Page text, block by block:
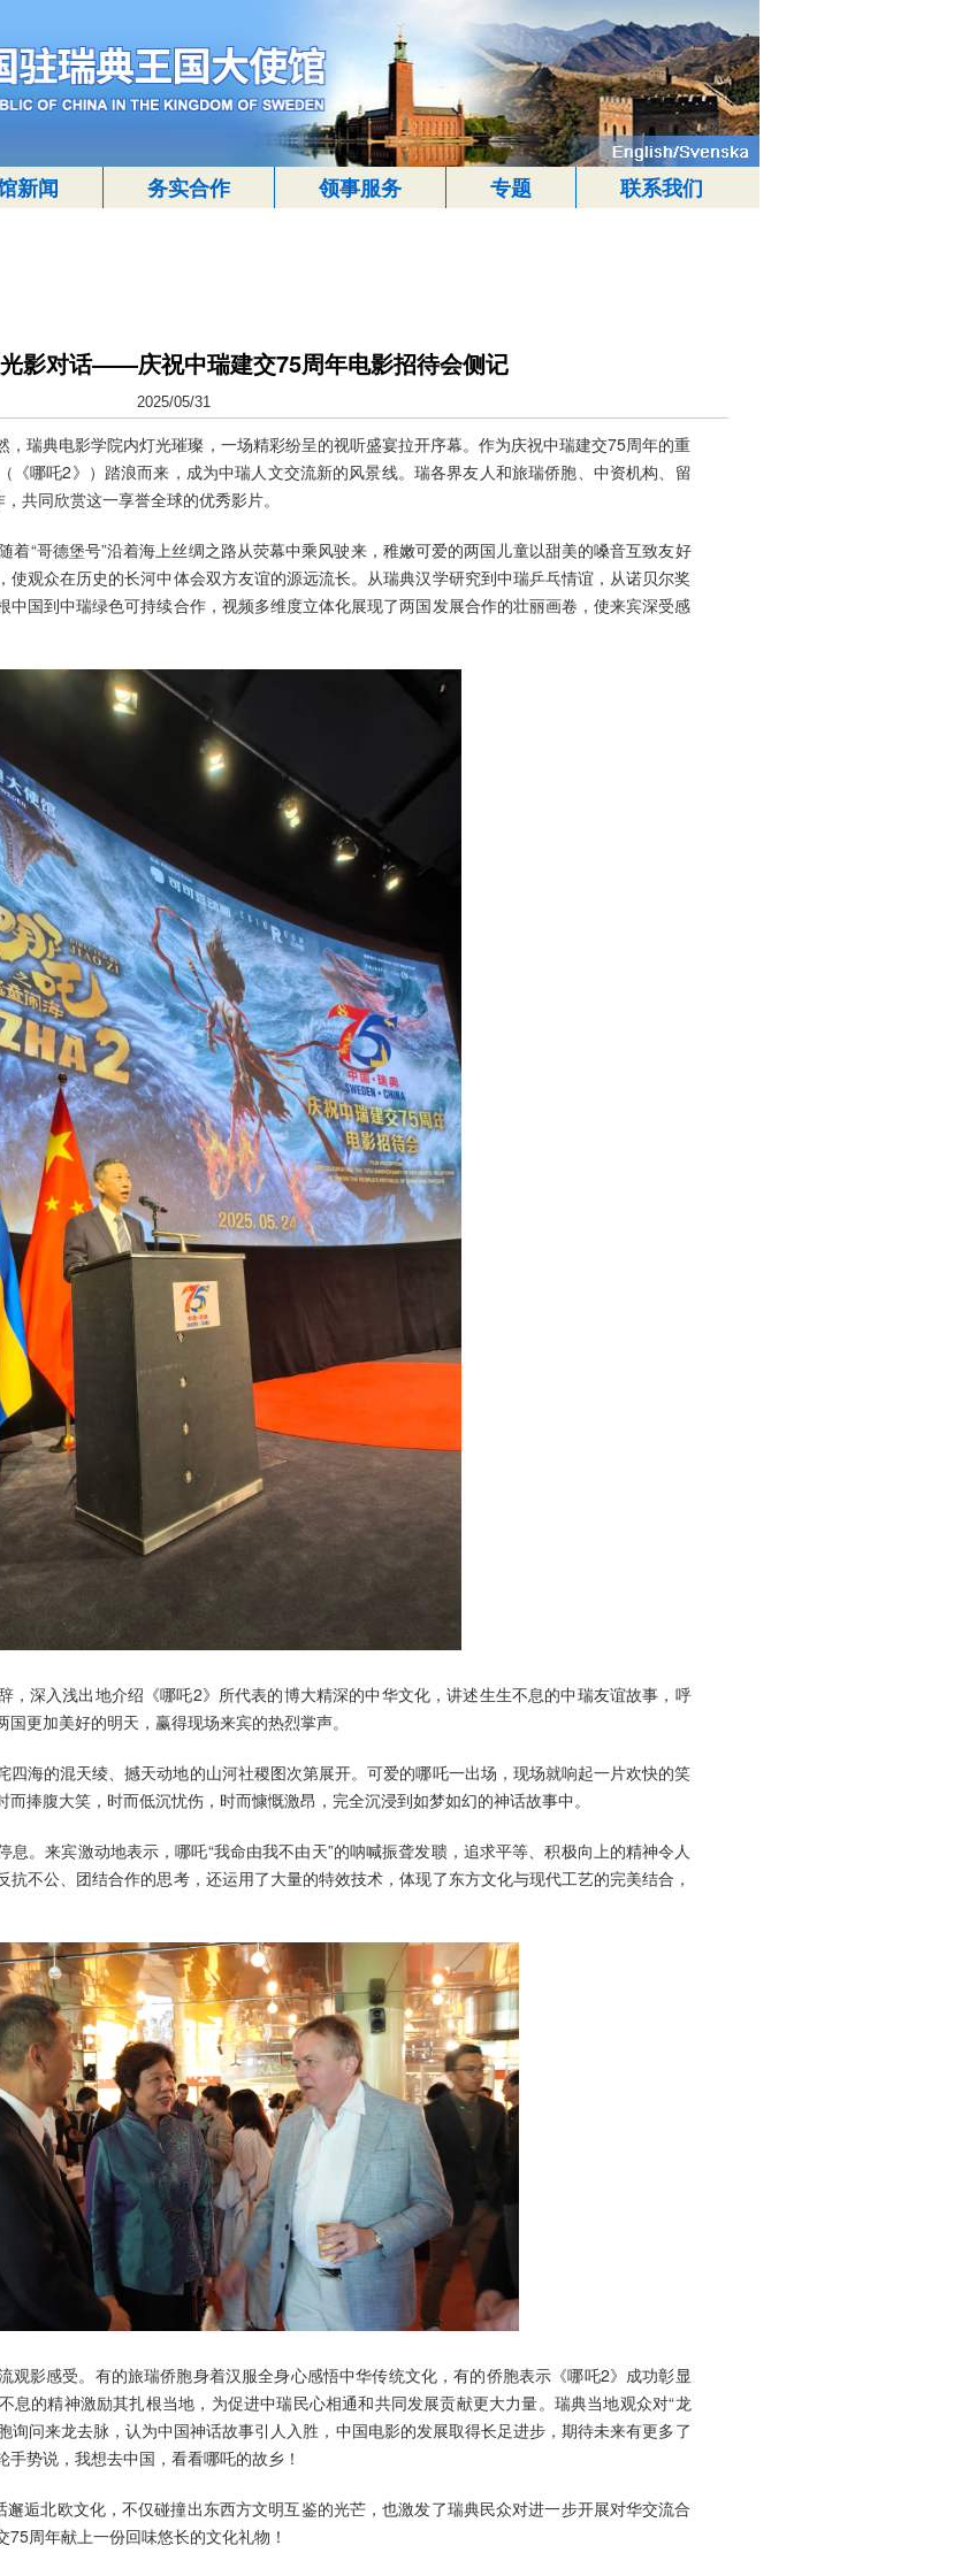
新闻 务实合作 领事服务 专题 联系我们
影对话——庆祝中瑞建交75周年电影招待会侧记
2025/05/31
瑞典电影学院内灯光璀璨，一场精彩纷呈的视听盛宴拉开序幕。作为庆祝中瑞建交75周年的重
《哪吒2》）踏浪而来，成为中瑞人文交流新的风景线。瑞各界友人和旅瑞侨胞、中资机构、留
共同欣赏这一享誉全球的优秀影片。
着“哥德堡号”沿着海上丝绸之路从荧幕中乘风驶来，稚嫩可爱的两国儿童以甜美的嗓音互致友好
观众在历史的长河中体会双方友谊的源远流长。从瑞典汉学研究到中瑞乒乓情谊，从诺贝尔奖
国到中瑞绿色可持续合作，视频多维度立体化展现了两国发展合作的壮丽画卷，使来宾深受感
，深入浅出地介绍《哪吒2》所代表的博大精深的中华文化，讲述生生不息的中瑞友谊故事，呼
更加美好的明天，赢得现场来宾的热烈掌声。
海的混天绫、撼天动地的山河社稷图次第展开。可爱的哪吒一出场，现场就响起一片欢快的笑
捧腹大笑，时而低沉忧伤，时而慷慨激昂，完全沉浸到如梦如幻的神话故事中。
。来宾激动地表示，哪吒“我命由我不由天”的呐喊振聋发聩，追求平等、积极向上的精神令人
不公、团结合作的思考，还运用了大量的特效技术，体现了东方文化与现代工艺的完美结合，
观影感受。有的旅瑞侨胞身着汉服全身心感悟中华传统文化，有的侨胞表示《哪吒2》成功彰显
息的精神激励其扎根当地，为促进中瑞民心相通和共同发展贡献更大力量。瑞典当地观众对“龙
询问来龙去脉，认为中国神话故事引人入胜，中国电影的发展取得长足进步，期待未来有更多了
势说，我想去中国，看看哪吒的故乡！
邂逅北欧文化，不仅碰撞出东西方文明互鉴的光芒，也激发了瑞典民众对进一步开展对华交流合
周年献上一份回味悠长的文化礼物！